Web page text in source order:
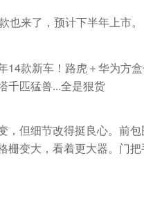
也来了，预计下半年上市。
，但细节改得挺良心。前
栅变大，看着更大器。门把